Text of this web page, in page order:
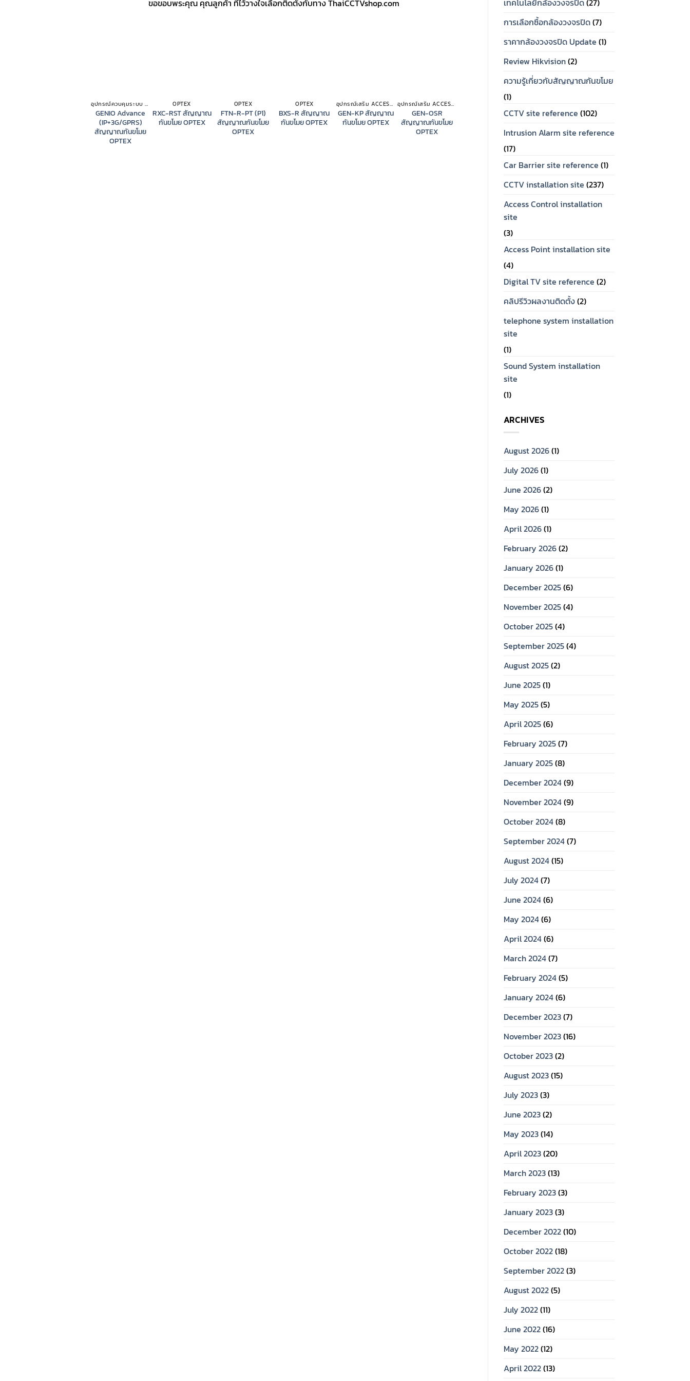
ขอขอบพระคุณ คุณลูกค้า ที่ไว้วางใจเลือกติดตั้งกับทาง ThaiCCTVshop.com
อุปกรณ์ควบคุมระบบ CONTROL PANEL OPTEX
GENIO Advance
(IP+3G/GPRS)
สัญญาณกันขโมย
OPTEX
OPTEX
RXC-RST สัญญาณ
กันขโมย OPTEX
OPTEX
FTN-R-PT (P1)
สัญญาณกันขโมย
OPTEX
OPTEX
BXS-R สัญญาณ
กันขโมย OPTEX
อุปกรณ์เสริม ACCESSORIES OPTEX
GEN-KP สัญญาณ
กันขโมย OPTEX
อุปกรณ์เสริม ACCESSORIES OPTEX
GEN-OSR
สัญญาณกันขโมย
OPTEX
การเลือกซื้อกล้องวงจรปิด(7)
ราคากล้องวงจรปิด Update (1)
Review Hikvision(2)
ความรู้เกี่ยวกับสัญญาณกันขโมย
(1)
CCTV site reference (102)
Intrusion Alarm site reference
(17)
Car Barrier site reference (1)
CCTV installation site (237)
Access Control installation
site
(3)
Access Point installation site
(4)
Digital TV site reference (2)
คลิปรีวิวผลงานติดตั้ง(2)
telephone system installation
site
(1)
Sound System installation
site
(1)
ARCHIVES
August 2026(1)
July 2026(1)
June 2026(2)
May 2026(1)
April 2026(1)
February 2026(2)
January 2026(1)
December 2025(6)
November 2025(4)
October 2025(4)
September 2025(4)
August 2025(2)
June 2025(1)
May 2025(5)
April 2025(6)
February 2025(7)
January 2025(8)
December 2024(9)
November 2024(9)
October 2024(8)
September 2024(7)
August 2024(15)
July 2024(7)
June 2024(6)
May 2024(6)
April 2024(6)
March 2024(7)
February 2024(5)
January 2024(6)
December 2023(7)
November 2023(16)
October 2023(2)
August 2023(15)
July 2023(3)
June 2023(2)
May 2023(14)
April 2023(20)
March 2023(13)
February 2023(3)
January 2023(3)
December 2022(10)
October 2022(18)
September 2022(3)
August 2022(5)
July 2022(11)
June 2022(16)
May 2022(12)
April 2022(13)